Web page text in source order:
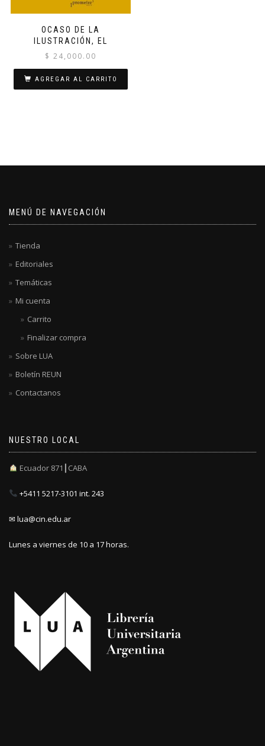
OCASO DE LA
ILUSTRACIÓN, EL
$ 24,000.00
AGREGAR AL CARRITO
MENÚ DE NAVEGACIÓN
Tienda
Editoriales
Temáticas
Mi cuenta
Carrito
Finalizar compra
Sobre LUA
Boletín REUN
Contactanos
NUESTRO LOCAL
Ecuador 871┃CABA
+5411 5217-3101 int. 243
✉ lua@cin.edu.ar
Lunes a viernes de 10 a 17 horas.